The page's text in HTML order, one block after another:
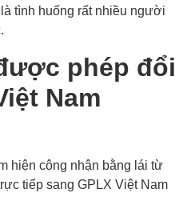
tình huống rất nhiều người
phép đổi
Nam
hiện công nhận bằng lái từ
tiếp sang GPLX Việt Nam